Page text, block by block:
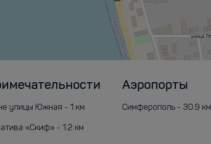
улицы Южная - 1 км
«Скиф» - 1.2 км
Аэропорты
Симферополь - 30.9 км